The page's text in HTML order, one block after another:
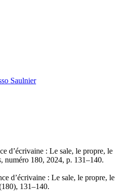
Saulnier
d’écrivaine : Le sale, le propre, le
, numéro 180, 2024, p. 131–140.
d’écrivaine : Le sale, le propre, le
131–140.